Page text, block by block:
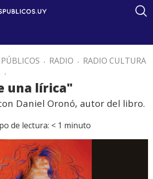
. RADIO . RADIO CULTURA
.
una lírica"
Daniel Oronó, autor del libro.
de lectura: < 1 minuto